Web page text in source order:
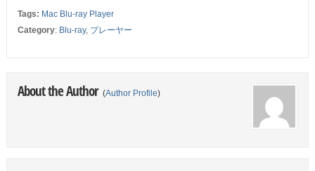
Tags: Mac Blu-ray Player
Category: Blu-ray, プレーヤー
About the Author (Author Profile)